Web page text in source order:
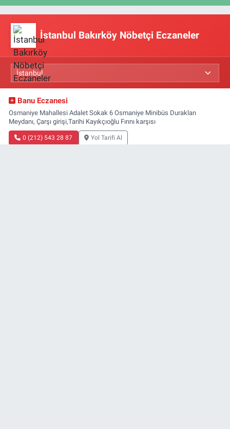
İstanbul Bakırköy Nöbetçi Eczaneler
Banu Eczanesi
Osmaniye Mahallesi Adalet Sokak 6 Osmaniye Minibüs Durakları
Meydanı, Çarşı girişi,Tarihi Kayıkçıoğlu Fırını karşısı
0 (212) 543 28 87 Yol Tarifi Al